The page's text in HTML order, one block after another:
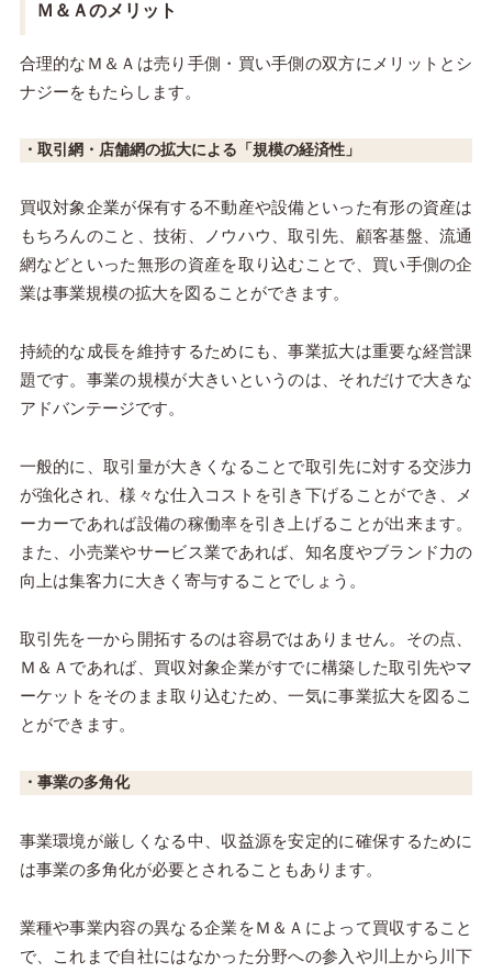
Ｍ＆Ａのメリット
合理的なＭ＆Ａは売り手側・買い手側の双方にメリットとシ
ナジーをもたらします。
・取引網・店舗網の拡大による「規模の経済性」
買収対象企業が保有する不動産や設備といった有形の資産は
もちろんのこと、技術、ノウハウ、取引先、顧客基盤、流通
網などといった無形の資産を取り込むことで、買い手側の企
業は事業規模の拡大を図ることができます。
持続的な成長を維持するためにも、事業拡大は重要な経営課
題です。事業の規模が大きいというのは、それだけで大きな
アドバンテージです。
一般的に、取引量が大きくなることで取引先に対する交渉力
が強化され、様々な仕入コストを引き下げることができ、メ
ーカーであれば設備の稼働率を引き上げることが出来ます。
また、小売業やサービス業であれば、知名度やブランド力の
向上は集客力に大きく寄与することでしょう。
取引先を一から開拓するのは容易ではありません。その点、
Ｍ＆Ａであれば、買収対象企業がすでに構築した取引先やマ
ーケットをそのまま取り込むため、一気に事業拡大を図るこ
とができます。
・事業の多角化
事業環境が厳しくなる中、収益源を安定的に確保するために
は事業の多角化が必要とされることもあります。
業種や事業内容の異なる企業をＭ＆Ａによって買収すること
で、これまで自社にはなかった分野への参入や川上から川下